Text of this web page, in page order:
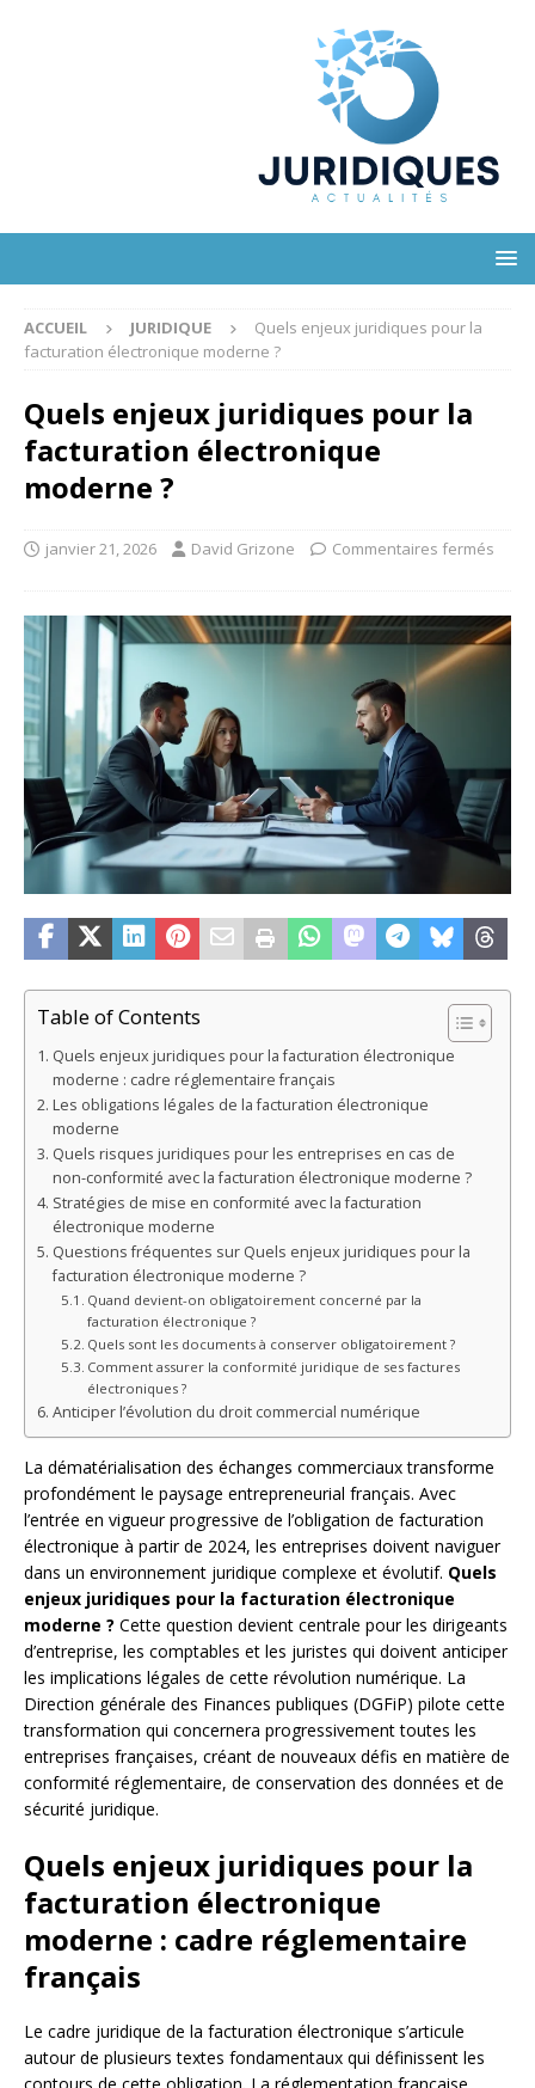
ACCUEIL JURIDIQUE
Quels enjeux juridiques pour la
facturation électronique moderne ?
Quels enjeux juridiques pour la
facturation électronique
moderne ?
janvier 21, 2026 David Grizone Commentaires fermés
Table of Contents
Quels enjeux juridiques pour la facturation électronique
moderne : cadre réglementaire français
Les obligations légales de la facturation électronique
moderne
Quels risques juridiques pour les entreprises en cas de
non-conformité avec la facturation électronique moderne ?
Stratégies de mise en conformité avec la facturation
électronique moderne
Questions fréquentes sur Quels enjeux juridiques pour la
facturation électronique moderne ?
Quand devient-on obligatoirement concerné par la
facturation électronique ?
Quels sont les documents à conserver obligatoirement ?
Comment assurer la conformité juridique de ses factures
électroniques ?
Anticiper l’évolution du droit commercial numérique
La dématérialisation des échanges commerciaux transforme
profondément le paysage entrepreneurial français. Avec
l’entrée en vigueur progressive de l’obligation de facturation
électronique à partir de 2024, les entreprises doivent naviguer
dans un environnement juridique complexe et évolutif. Quels
enjeux juridiques pour la facturation électronique
moderne ? Cette question devient centrale pour les dirigeants
d’entreprise, les comptables et les juristes qui doivent anticiper
les implications légales de cette révolution numérique. La
Direction générale des Finances publiques (DGFiP) pilote cette
transformation qui concernera progressivement toutes les
entreprises françaises, créant de nouveaux défis en matière de
conformité réglementaire, de conservation des données et de
sécurité juridique.
Quels enjeux juridiques pour la
facturation électronique
moderne : cadre réglementaire
français
Le cadre juridique de la facturation électronique s’articule
autour de plusieurs textes fondamentaux qui définissent les